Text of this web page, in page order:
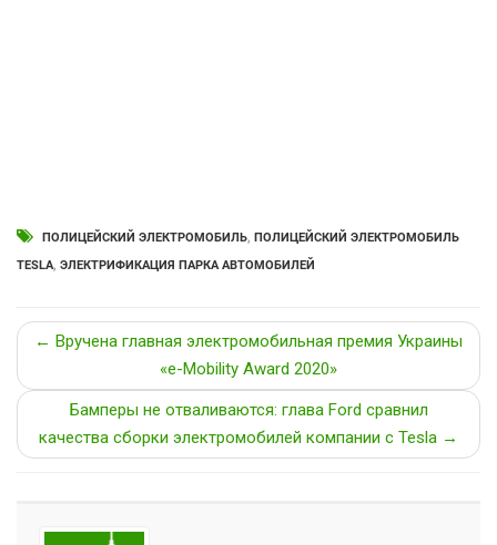
ПОЛИЦЕЙСКИЙ ЭЛЕКТРОМОБИЛЬ, ПОЛИЦЕЙСКИЙ ЭЛЕКТРОМОБИЛЬ
TESLA, ЭЛЕКТРИФИКАЦИЯ ПАРКА АВТОМОБИЛЕЙ
← Вручена главная электромобильная премия Украины
«e-Mobility Award 2020»
Бамперы не отваливаются: глава Ford сравнил
качества сборки электромобилей компании c Tesla →